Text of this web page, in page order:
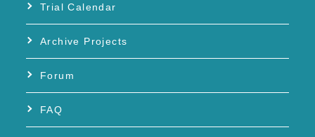
Trial Calendar
Archive Projects
Forum
FAQ